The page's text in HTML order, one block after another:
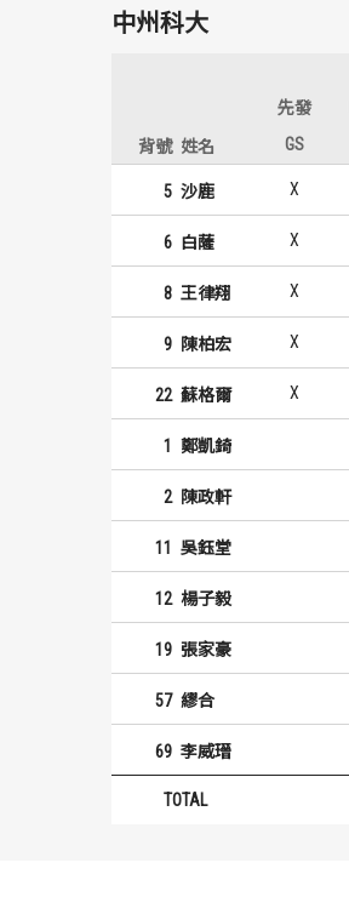
中州科大
先發
背號 姓名 GS
5 沙鹿 X
6 白薩 X
8 王律翔 X
9 陳柏宏 X
22 蘇格爾 X
1 鄭凱錡
2 陳政軒
11 吳鈺堂
12 楊子毅
19 張家豪
57 繆合
69 李威瑨
TOTAL